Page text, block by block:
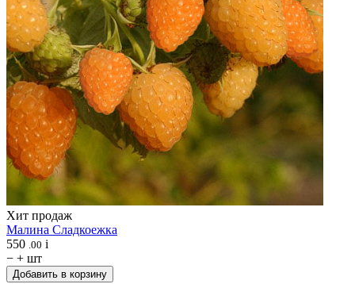
Хит продаж
Малина Сладкоежка
550 .00 i
− + шт
Добавить в корзину